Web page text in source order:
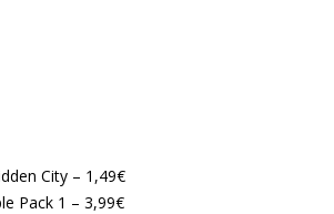
City – 1,49€
Pack 1 – 3,99€